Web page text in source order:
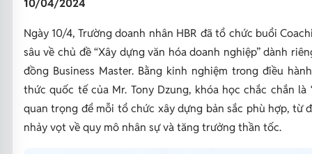
Ngày 10/4, Trường doanh nhân HBR đã tổ chức buổi
sâu về chủ đề “Xây dựng văn hóa doanh nghiệp” dành
đồng Business Master. Bằng kinh nghiệm trong điều
thức quốc tế của Mr. Tony Dzung, khóa học chắc chắn là
quan trọng để mỗi tổ chức xây dựng bản sắc phù hợp, từ
nhảy vọt về quy mô nhân sự và tăng trưởng thần tốc.